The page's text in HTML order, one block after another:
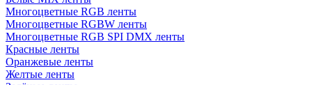
Многоцветные RGB ленты
Многоцветные RGBW ленты
Многоцветные RGB SPI DMX ленты
Красные ленты
Оранжевые ленты
Желтые ленты